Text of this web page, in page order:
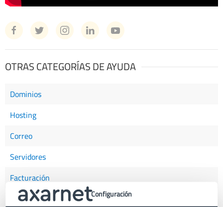
OTRAS CATEGORÍAS DE AYUDA
Dominios
Hosting
Correo
Servidores
Facturación
Certificados SSL
Configuración